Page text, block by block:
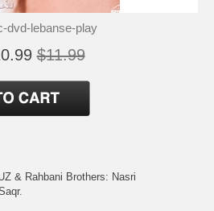
dvd-lebanse-play
$11.99
& Rahbani Brothers: Nasri